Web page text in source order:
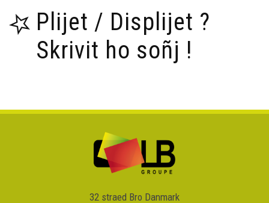
Tañva Anv ar Rozenn - stumm 9:16 - VBSTB
Plijet / Displijet ?
Skrivit ho soñj !
32 straed Bro Danmark